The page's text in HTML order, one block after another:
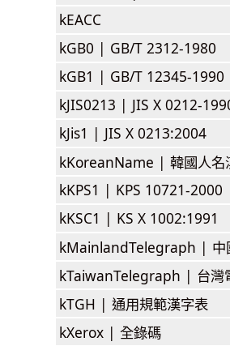
kEACC
kGB0 | GB/T 2312-1980
kGB1 | GB/T 12345-1990
kJIS0213 | JIS X 0212-
kJis1 | JIS X 0213:2004
kKoreanName | 韓國人名
kKPS1 | KPS 10721-2000
kKSC1 | KS X 1002:1991
kMainlandTelegraph |
kTaiwanTelegraph | 台灣
kTGH | 通用規範漢字表
kXerox | 全錄碼